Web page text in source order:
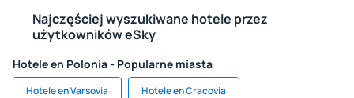
Najczęściej wyszukiwane hotele przez
użytkowników eSky
Hotele en Polonia - Popularne miasta
Hotele en Varsovia Hotele en Cracovia